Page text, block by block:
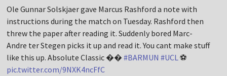
Ole Gunnar Solskjaer gave Marcus Rashford a note with
instructions during the match on Tuesday. Rashford then
threw the paper after reading it. Suddenly bored Marc-
Andre ter Stegen picks it up and read it. You cant make stuff
like this up. Absolute Classic ��#BARMUN #UCL⚽️
pic.twitter.com/9NXK4ncFfC